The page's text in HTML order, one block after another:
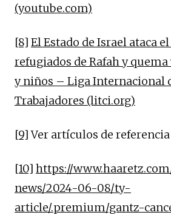
(youtube.com)
[8] El Estado de Israel ataca
refugiados de Rafah y
y niños – Liga Internacional
Trabajadores (litci.org)
[9]Ver artículos de referencia
[10] https://
news/2024-06-08/ty-
article/.premium/gantz-